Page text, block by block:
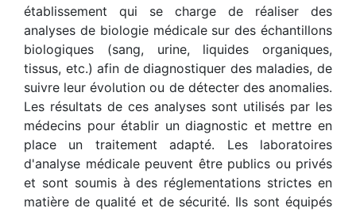
établissement qui se charge de réaliser des
analyses de biologie médicale sur des échantillons
biologiques (sang, urine, liquides organiques,
tissus, etc.) afin de diagnostiquer des maladies, de
suivre leur évolution ou de détecter des anomalies.
Les résultats de ces analyses sont utilisés par les
médecins pour établir un diagnostic et mettre en
place un traitement adapté. Les laboratoires
d'analyse médicale peuvent être publics ou privés
et sont soumis à des réglementations strictes en
matière de qualité et de sécurité. Ils sont équipés